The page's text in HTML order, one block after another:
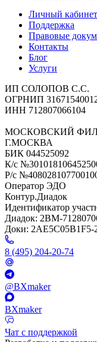
Личный кабинет
Поддержка
Правовые
Контакты
Блог
Услуги
ИП СОЛОПОВ С.С.
ОГРНИП
ИНН 712807066104
МОСКОВСКИЙ
Г.МОСКВА
БИК 044525092
К/с
Р/с
Оператор ЭДО
Контур.Диадок
Идентификатор
Диадок: 2BM-
Доки: 2AE5C05B1F5-
8 (495) 204-20-74
@BXmaker
BXmaker
Чат с поддержкой